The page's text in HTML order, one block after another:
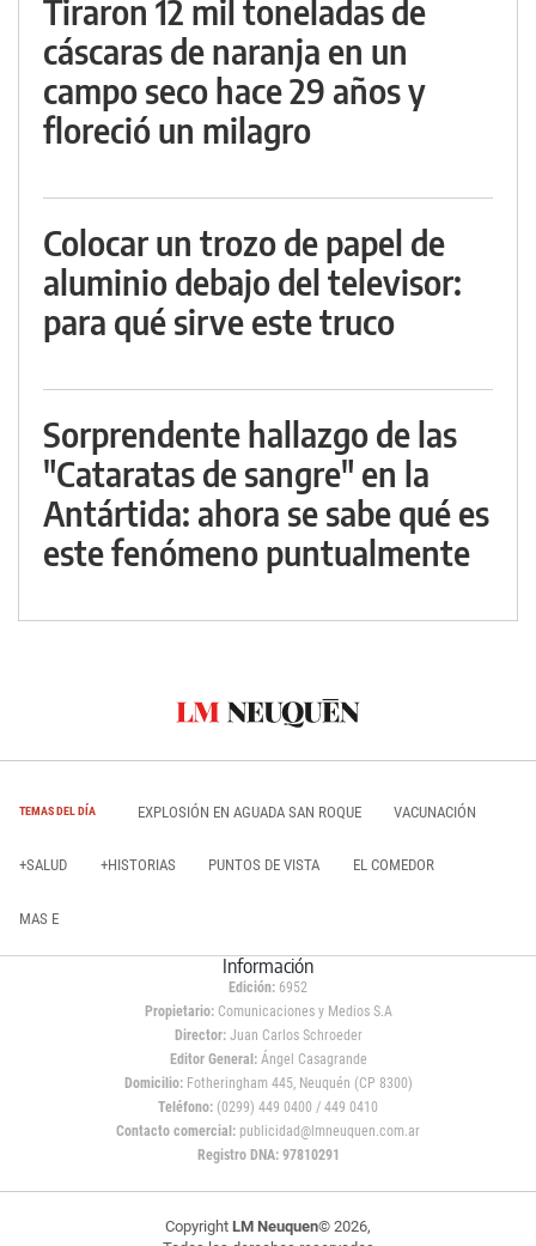
Tiraron 12 mil toneladas de
cáscaras de naranja en un
campo seco hace 29 años y
floreció un milagro
Colocar un trozo de papel de
aluminio debajo del televisor:
para qué sirve este truco
Sorprendente hallazgo de las
"Cataratas de sangre" en la
Antártida: ahora se sabe qué es
este fenómeno puntualmente
TEMAS DEL DÍA EXPLOSIÓN EN AGUADA SAN ROQUE VACUNACIÓN
+SALUD +HISTORIAS PUNTOS DE VISTA EL COMEDOR
MAS E
Información
Edición: 6952
Propietario:Comunicaciones y Medios S.A
Director: Juan Carlos Schroeder
Editor General:Ángel Casagrande
Domicilio:Fotheringham 445, Neuquén (CP 8300)
Teléfono: (0299) 449 0400 / 449 0410
Contacto comercial: publicidad@lmneuquen.com.ar
Registro DNA: 97810291
Copyright LM Neuquen© 2026,